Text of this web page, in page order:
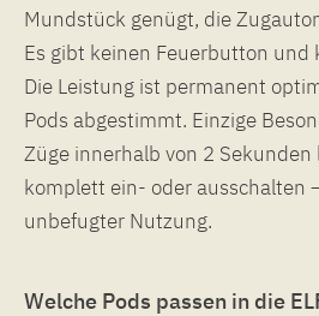
Mundstück genügt, die
Es gibt keinen Feuerbutton und
Die Leistung ist permanent
Pods abgestimmt. Einzige
Züge innerhalb von 2 Sekunden
komplett ein- oder ausschalten
unbefugter Nutzung.
Welche Pods passen in die